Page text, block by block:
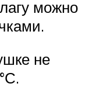
можно
не